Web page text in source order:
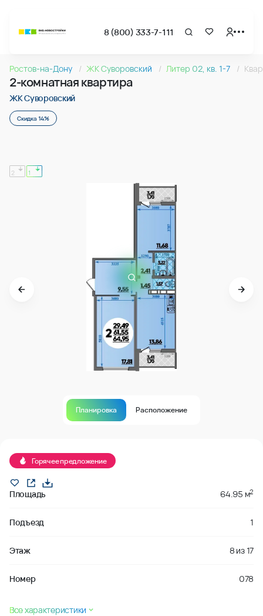
8 (800) 333-7-111
Квартира № 078 в ЖК Суворовский : подъезд 1, этаж 8,
2-комнатная квартира 64.95м2 в ЖК Суворовский,
2-комнатная квартира 64.95м2 в ЖК Суворовский,
Ростов-на-Дону ЖК Суворовский Литер 02, кв. 1-7
2-комнатная квартира
ЖК Суворовский
Скидка 14%
Планировка Расположение
Горячее предложение
Площадь 64.95 м2
Подъезд 1
Этаж 8 из17
Номер 078
Все характеристики